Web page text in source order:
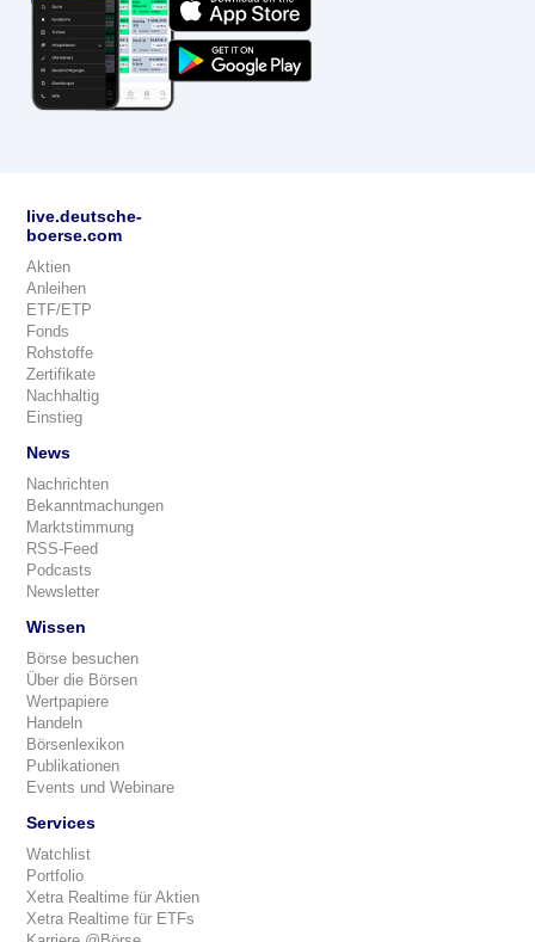
live.deutsche-
boerse.com
Aktien
Anleihen
ETF/ETP
Fonds
Rohstoffe
Zertifikate
Nachhaltig
Einstieg
News
Nachrichten
Bekanntmachungen
Marktstimmung
RSS-Feed
Podcasts
Newsletter
Wissen
Börse besuchen
Über die Börsen
Wertpapiere
Handeln
Börsenlexikon
Publikationen
Events und Webinare
Services
Watchlist
Portfolio
Xetra Realtime für Aktien
Xetra Realtime für ETFs